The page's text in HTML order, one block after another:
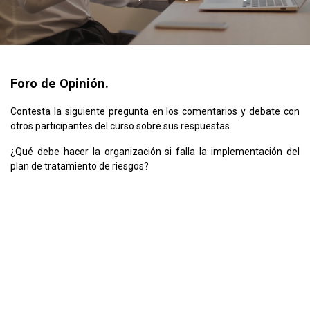
Foro de Opinión.
Contesta la siguiente pregunta en los comentarios y debate con
otros participantes del curso sobre sus respuestas.
¿Qué debe hacer la organización si falla la implementación del
plan de tratamiento de riesgos?